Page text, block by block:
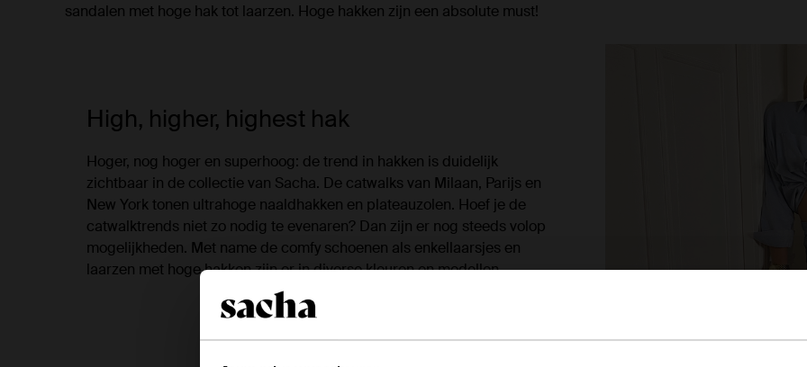
sandalen met hoge hak tot laarzen. Hoge hakken zijn een absolute must!
High, higher, highest hak
Hoger, nog hoger en superhoog: de trend in hakken is duidelijk
zichtbaar in de collectie van Sacha. De catwalks van Milaan, Parijs en
New York tonen ultrahoge naaldhakken en plateauzolen. Hoef je de
catwalktrends niet zo nodig te evenaren? Dan zijn er nog steeds volop
mogelijkheden. Met name de comfy schoenen als enkellaarsjes en
laarzen met hoge hakken zijn er in diverse kleuren en modellen.